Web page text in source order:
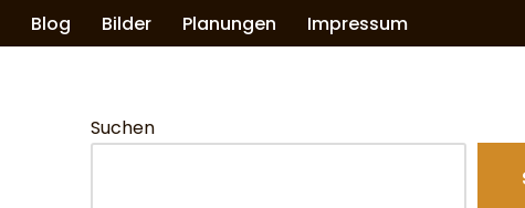
Blog Bilder Planungen Impressum
Suchen